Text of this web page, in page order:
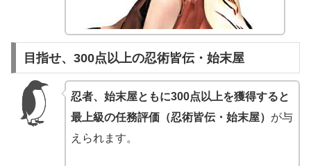
目指せ、300点以上の忍術皆伝・始末屋
忍者、始末屋ともに300点以上を獲得すると
最上級の任務評価（忍術皆伝・始末屋） が与
えられます。